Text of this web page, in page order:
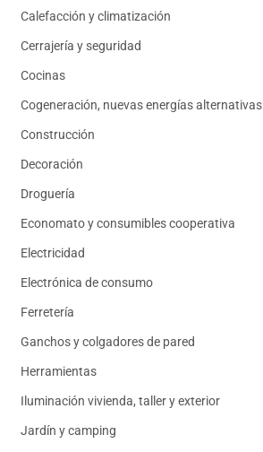
Calefacción y climatización
Cerrajería y seguridad
Cocinas
Cogeneración, nuevas energías alternativas
Construcción
Decoración
Droguería
Economato y consumibles cooperativa
Electricidad
Electrónica de consumo
Ferretería
Ganchos y colgadores de pared
Herramientas
Iluminación vivienda, taller y exterior
Jardín y camping